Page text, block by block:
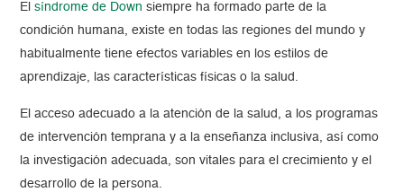
Elsíndrome de Down siempre ha formado parte de la
condición humana, existe en todas las regiones del mundo y
habitualmente tiene efectos variables en los estilos de
aprendizaje, las características físicas o la salud.
El acceso adecuado a la atención de la salud, a los programas
de intervención temprana y a la enseñanza inclusiva, así como
la investigación adecuada, son vitales para el crecimiento y el
desarrollo de la persona.